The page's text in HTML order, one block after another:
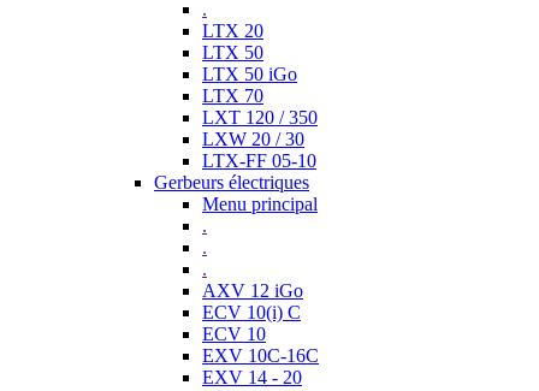
.
LTX 20
LTX 50
LTX 50 iGo
LTX 70
LXT 120 / 350
LXW 20 / 30
LTX-FF 05-10
Gerbeurs électriques
Menu principal
.
.
.
AXV 12 iGo
ECV 10(i) C
ECV 10
EXV 10C-16C
EXV 14 - 20